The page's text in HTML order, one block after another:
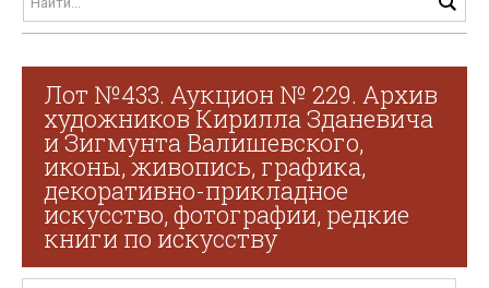
Лот №433. Аукцион № 229. Архив
художников Кирилла Зданевича
и Зигмунта Валишевского,
иконы, живопись, графика,
декоративно-прикладное
искусство, фотографии, редкие
книги по искусству